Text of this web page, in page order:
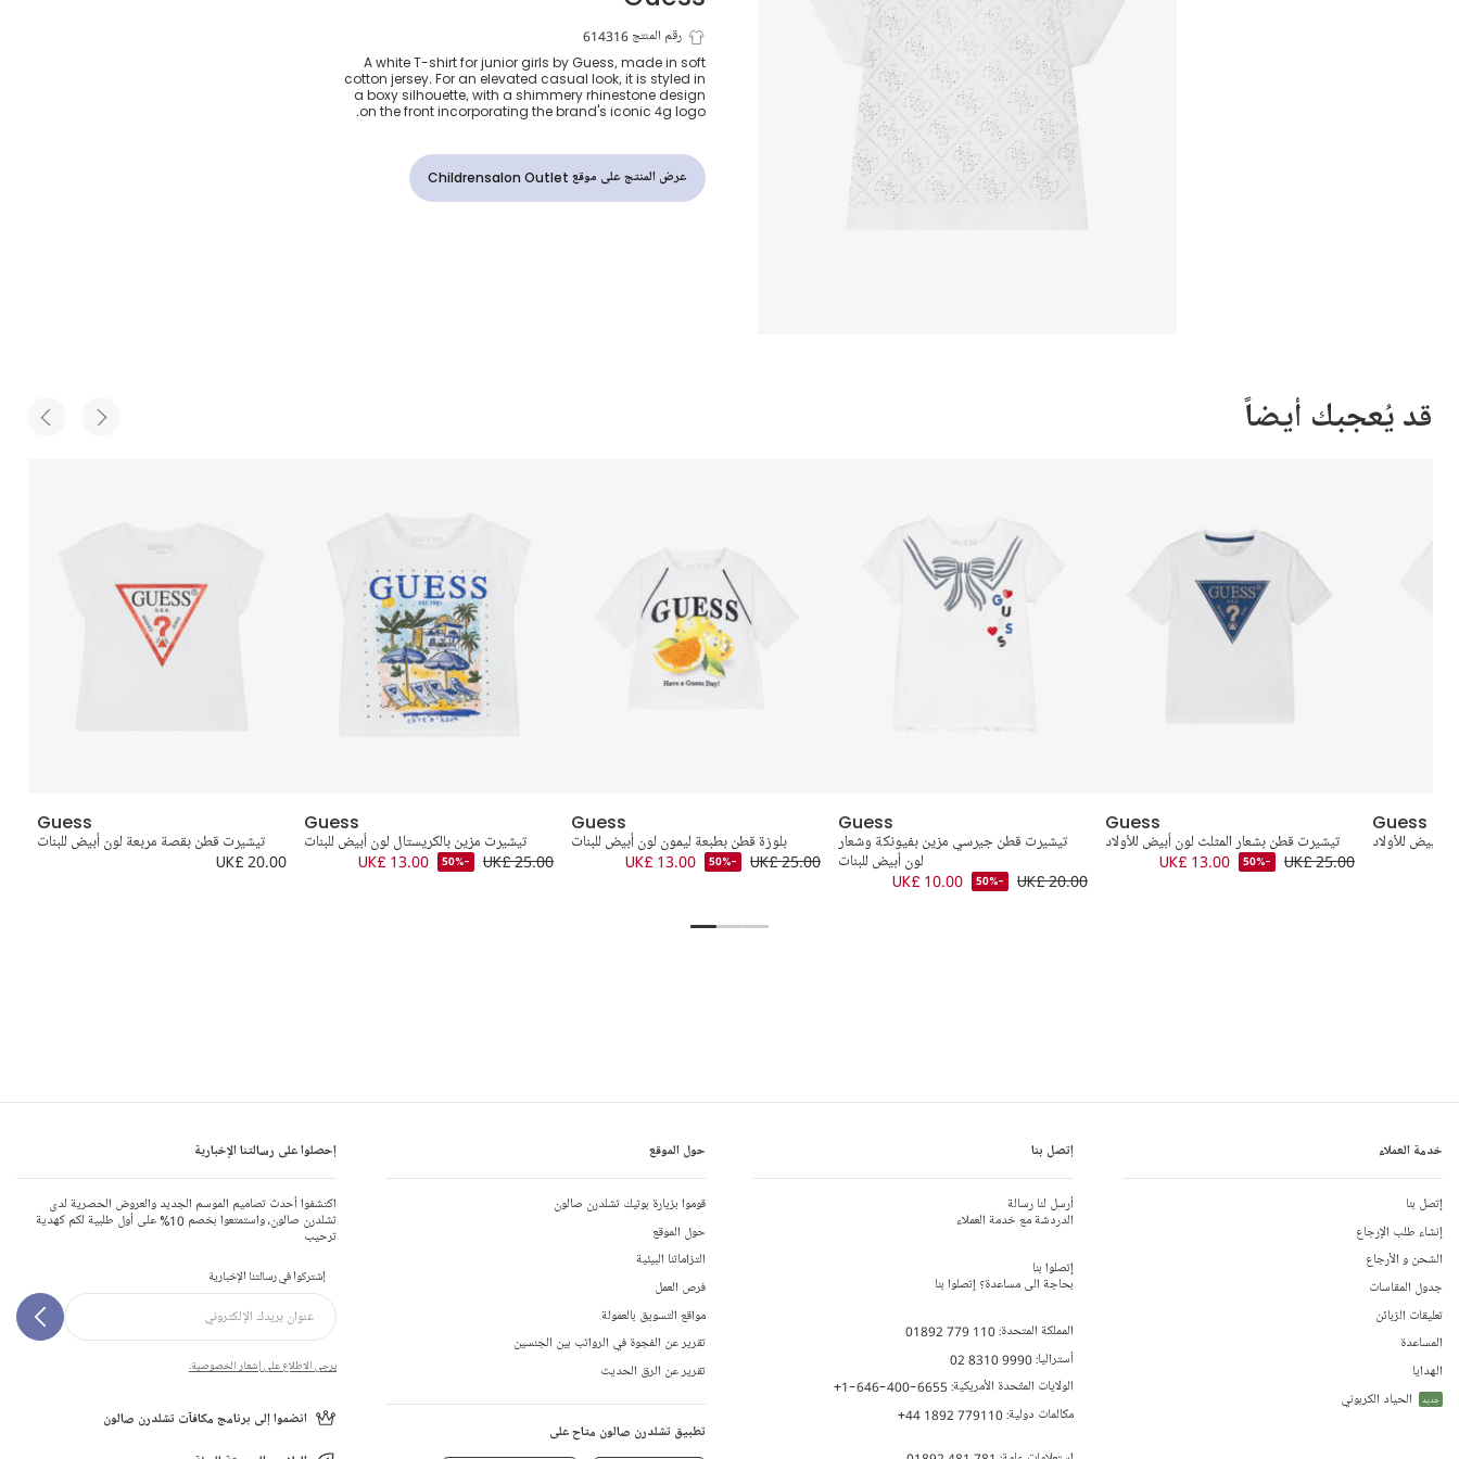
تيشيرت بشعار 4G
مرصع بأحجار الراين لون
أبيض للبنات
رقم المنتج 614316
A white T-shirt for junior girls by Guess, made in soft
cotton jersey. For an elevated casual look, it is styled in
a boxy silhouette, with a shimmery rhinestone design
on the front incorporating the brand's iconic 4g logo.
عرض المنتج على موقع Childrensalon Outlet
قد يُعجبك أيضاً
Guess
تيشيرت قطن بقصة مربعة لون أبيض للبنات
UK£ 20.00
Guess
تيشيرت مزين بالكريستال لون أبيض للبنات
UK£ 25.00
-50%
UK£ 13.00
Guess
بلوزة قطن بطبعة ليمون لون أبيض للبنات
UK£ 25.00
-50%
UK£ 13.00
Guess
تيشيرت قطن جيرسي مزين بفيونكة وشعار
لون أبيض للبنات
UK£ 20.00
-50%
UK£ 10.00
Guess
تيشيرت قطن بشعار المثلث لون أبيض للأولاد
UK£ 25.00
-50%
UK£ 13.00
Guess
أبيض للأولاد
خدمة العملاء
إتصل بنا
إنشاء طلب الإرجاع
الشحن و الأرجاع
جدول المقاسات
تعليقات الزبائن
المساعدة
الهدايا
جديد الحياد الكربوني
إتصل بنا
أرسل لنا رسالة
الدردشة مع خدمة العملاء
إتصلوا بنا
بحاجة الى مساعدة؟ إتصلوا بنا
المملكة المتحدة:01892 779 110
أستراليا:02 8310 9990
الولايات المتّحدة الأمريكية: +1-646-400-6655
مكالمات دولية:+44 1892 779110
حول الموقع
قوموا بزيارة بوتيك تشلدرن صالون
حول الموقع
التزاماتنا البيئية
فرص العمل
مواقع التسويق بالعمولة
تقرير عن الفجوة في الرواتب بين الجنسين
تقرير عن الرق الحديث
تطبيق تشلدرن صالون متاح على
إحصلوا على رسالتنا الإخبارية
اكتشفوا أحدث تصاميم الموسم الجديد والعروض الحصرية لدى
تشلدرن صالون، واستمتعوا بخصم 10% على أول طلبية لكم كهدية
ترحيب
إشتركوا في رسالتنا الإخبارية
يرجى الاطلاع على إشعار الخصوصية.
انضموا إلى برنامج مكافآت تشلدرن صالون